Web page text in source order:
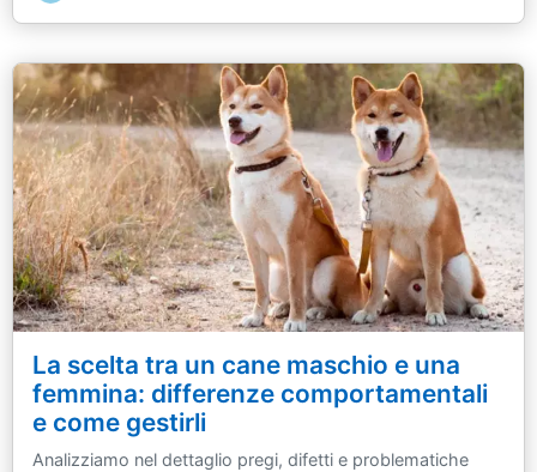
La scelta tra un cane maschio e una
femmina: differenze comportamentali
e come gestirli
Analizziamo nel dettaglio pregi, difetti e problematiche